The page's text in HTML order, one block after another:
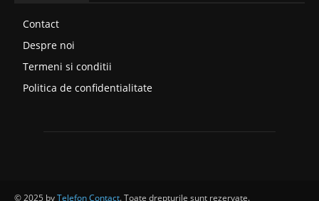
Contact
Despre noi
Termeni si conditii
Politica de confidentialitate
© 2025 byTelefon Contact. Toate drepturile sunt rezervate.